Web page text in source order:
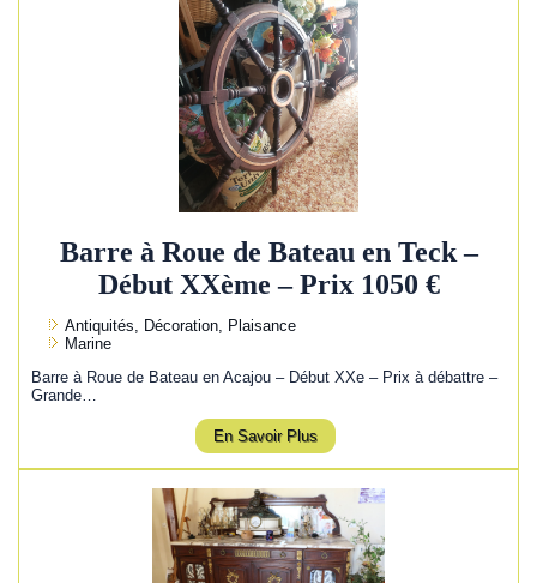
Barre à Roue de Bateau en Teck –
Début XXème – Prix 1050 €
Antiquités, Décoration, Plaisance
Marine
Barre à Roue de Bateau en Acajou – Début XXe – Prix à débattre –
Grande…
En Savoir Plus